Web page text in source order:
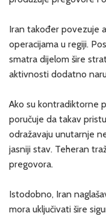
Iran također povezuje
operacijama u regiji.
smatra dijelom šire
aktivnosti dodatno
Ako su kontradiktorne
poručuje da takav
odražavaju unutarnje
jasniji stav. Teheran
pregovora.
Istodobno, Iran
mora uključivati šire